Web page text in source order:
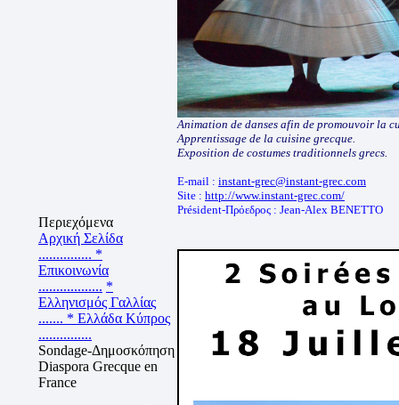
Περιεχόμενα
Αρχική Σελίδα
............... *
Επικοινωνία
.................. *
Ελληνισμός Γαλλίας
....... * Ελλάδα Κύπρος
...............
Sondage-Δημοσκόπηση
Diaspora Grecque en
France
Animation de danses afin de promouvoir la
Apprentissage de la cuisine grecque.
Exposition de costumes traditionnels grecs.
E-mail : instant-grec@instant-grec.com
Site : http://www.instant-grec.com/
Président-Πρόεδρος : Jean-Alex BENETTO